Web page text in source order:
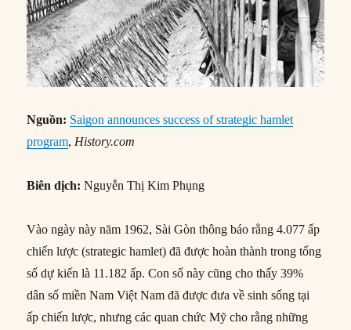
Nguồn: Saigon announces success of strategic hamlet
program,History.com
Biên dịch: Nguyễn Thị Kim Phụng
Vào ngày này năm 1962, Sài Gòn thông báo rằng 4.077 ấp
chiến lược (strategic hamlet) đã được hoàn thành trong tổng
số dự kiến là 11.182 ấp. Con số này cũng cho thấy 39%
dân số miền Nam Việt Nam đã được đưa về sinh sống tại
ấp chiến lược, nhưng các quan chức Mỹ cho rằng những